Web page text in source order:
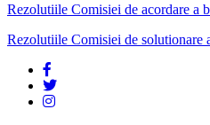
Rezolutiile Comisiei de acordare a
Rezolutiile Comisiei de solutionare